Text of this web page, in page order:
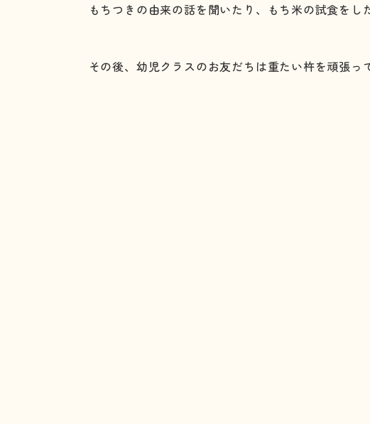
もちつきの由来の話を聞いたり、もち米の試食をし
その後、幼児クラスのお友だちは重たい杵を頑張っ